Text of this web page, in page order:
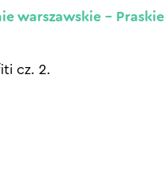
warszawskie – Praskie
cz. 2.